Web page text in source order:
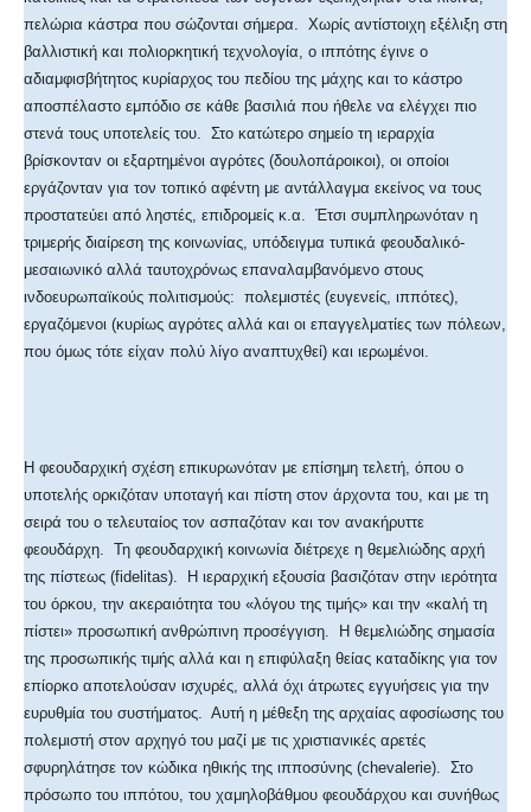
πελώρια κάστρα που σώζονται σήμερα. Χωρίς αντίστοιχη εξέλιξη στη
βαλλιστική και πολιορκητική τεχνολογία, ο ιππότης έγινε ο
αδιαμφισβήτητος κυρίαρχος του πεδίου της μάχης και το κάστρο
αποσπέλαστο εμπόδιο σε κάθε βασιλιά που ήθελε να ελέγχει πιο
στενά τους υποτελείς του. Στο κατώτερο σημείο τη ιεραρχία
βρίσκονταν οι εξαρτημένοι αγρότες (δουλοπάροικοι), οι οποίοι
εργάζονταν για τον τοπικό αφέντη με αντάλλαγμα εκείνος να τους
προστατεύει από ληστές, επιδρομείς κ.α. Έτσι συμπληρωνόταν η
τριμερής διαίρεση της κοινωνίας, υπόδειγμα τυπικά φεουδαλικό-
μεσαιωνικό αλλά ταυτοχρόνως επαναλαμβανόμενο στους
ινδοευρωπαϊκούς πολιτισμούς: πολεμιστές (ευγενείς, ιππότες),
εργαζόμενοι (κυρίως αγρότες αλλά και οι επαγγελματίες των πόλεων,
που όμως τότε είχαν πολύ λίγο αναπτυχθεί) και ιερωμένοι.
Η φεουδαρχική σχέση επικυρωνόταν με επίσημη τελετή, όπου ο
υποτελής ορκιζόταν υποταγή και πίστη στον άρχοντα του, και με τη
σειρά του ο τελευταίος τον ασπαζόταν και τον ανακήρυττε
φεουδάρχη. Τη φεουδαρχική κοινωνία διέτρεχε η θεμελιώδης αρχή
της πίστεως (fidelitas). Η ιεραρχική εξουσία βασιζόταν στην ιερότητα
του όρκου, την ακεραιότητα του «λόγου της τιμής» και την «καλή τη
πίστει» προσωπική ανθρώπινη προσέγγιση. Η θεμελιώδης σημασία
της προσωπικής τιμής αλλά και η επιφύλαξη θείας καταδίκης για τον
επίορκο αποτελούσαν ισχυρές, αλλά όχι άτρωτες εγγυήσεις για την
ευρυθμία του συστήματος. Αυτή η μέθεξη της αρχαίας αφοσίωσης του
πολεμιστή στον αρχηγό του μαζί με τις χριστιανικές αρετές
σφυρηλάτησε τον κώδικα ηθικής της ιπποσύνης (chevalerie). Στο
πρόσωπο του ιππότου, του χαμηλοβάθμου φεουδάρχου και συνήθως